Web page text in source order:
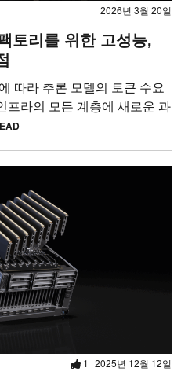
2026년 3월 20일
토리를 위한 고성능,
따라 추론 모델의 토큰 수요
프라의 모든 계층에 새로운 과
1 2025년 12월 12일